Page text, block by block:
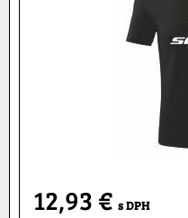
12,93 € s DPH